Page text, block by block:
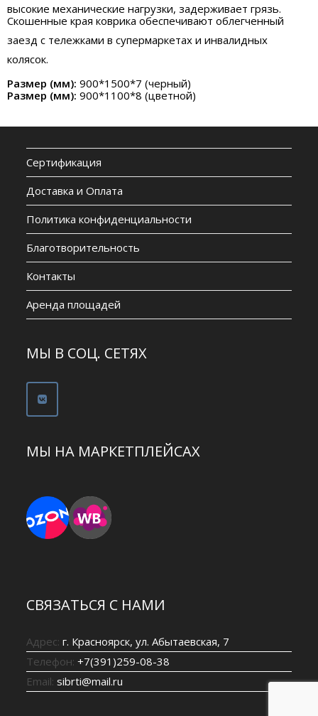
высокие механические нагрузки, задерживает грязь.
Скошенные края коврика обеспечивают облегченный
заезд с тележками в супермаркетах и инвалидных
колясок.
Размер (мм): 900*1500*7 (черный)
Размер (мм): 900*1100*8 (цветной)
Сертификация
Доставка и Оплата
Политика конфиденциальности
Благотворительность
Контакты
Аренда площадей
МЫ В СОЦ. СЕТЯХ
МЫ НА МАРКЕТПЛЕЙСАХ
СВЯЗАТЬСЯ С НАМИ
Адрес:г. Красноярск, ул. Абытаевская, 7
Телефон:+7(391)259-08-38
Email:sibrti@mail.ru